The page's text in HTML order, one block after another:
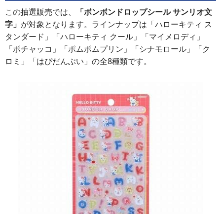
この抽選販売では、
「ボンボンドロップシール サンリオ文
字」 が対象となります。ラインナップは「ハローキティ ス
タンダード」「ハローキティ クール」「マイメロディ」
「ポチャッコ」「ポムポムプリン」「シナモロール」「ク
ロミ」「はぴだんぶい」の全8種類です。